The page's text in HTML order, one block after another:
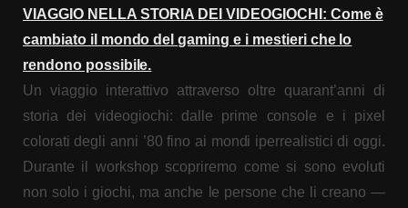
VIAGGIO NELLA STORIA DEI VIDEOGIOCHI: Come è
cambiato il mondo del gaming e i mestieri che lo
rendono possibile.
Un viaggio interattivo attraverso oltre quarant’anni di
storia dei videogiochi: dalle prime console e i pixel
colorati degli anni ’80 fino ai mondi iperrealistici di oggi.
Durante il workshop scopriremo come si sono evoluti
non solo i giochi, ma anche le persone che li creano —